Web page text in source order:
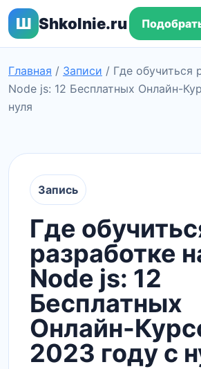
Ш Shkolnie.ru
Главная / Записи / Где обучиться
Node js: 12 Бесплатных Онлайн-
нуля
Запись
Где
разработке
Node js: 12
Бесплатных
Онлайн-
2023 году с